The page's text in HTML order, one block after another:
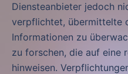
Diensteanbieter jedoch
verpflichtet, übermittelte
Informationen zu
zu forschen, die auf eine
hinweisen.